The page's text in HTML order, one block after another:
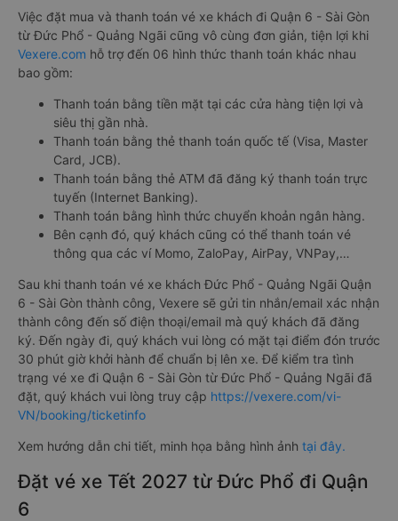
Việc đặt mua và thanh toán vé xe khách đi Quận 6 - Sài Gòn
từ Đức Phổ - Quảng Ngãi cũng vô cùng đơn giản, tiện lợi khi
Vexere.com hỗ trợ đến 06 hình thức thanh toán khác nhau
bao gồm:
Thanh toán bằng tiền mặt tại các cửa hàng tiện lợi và
siêu thị gần nhà.
Thanh toán bằng thẻ thanh toán quốc tế (Visa, Master
Card, JCB).
Thanh toán bằng thẻ ATM đã đăng ký thanh toán trực
tuyến (Internet Banking).
Thanh toán bằng hình thức chuyển khoản ngân hàng.
Bên cạnh đó, quý khách cũng có thể thanh toán vé
thông qua các ví Momo, ZaloPay, AirPay, VNPay,…
Sau khi thanh toán vé xe khách Đức Phổ - Quảng Ngãi Quận
6 - Sài Gòn thành công, Vexere sẽ gửi tin nhắn/email xác nhận
thành công đến số điện thoại/email mà quý khách đã đăng
ký. Đến ngày đi, quý khách vui lòng có mặt tại điểm đón trước
30 phút giờ khởi hành để chuẩn bị lên xe. Để kiểm tra tình
trạng vé xe đi Quận 6 - Sài Gòn từ Đức Phổ - Quảng Ngãi đã
đặt, quý khách vui lòng truy cập https://vexere.com/vi-
VN/booking/ticketinfo
Xem hướng dẫn chi tiết, minh họa bằng hình ảnh tại đây.
Đặt vé xe Tết 2027 từ Đức Phổ đi Quận
6